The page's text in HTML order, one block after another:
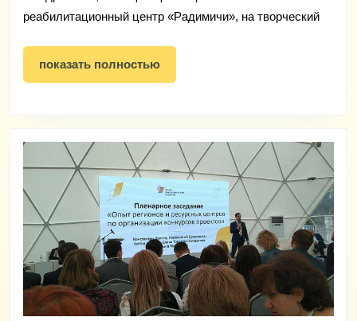
Масленицы
реабилитационный центр «Радимичи», на творческий
показать полностьюпоказать
полностью